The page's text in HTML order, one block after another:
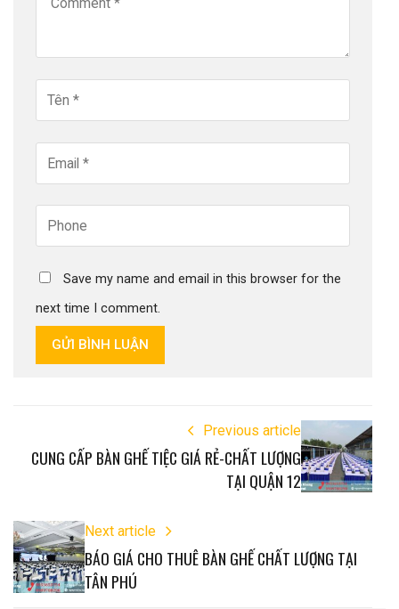
Save my name and email in this browser for the
next time I comment.
GỬI BÌNH LUẬN
Previous article
CUNG CẤP BÀN GHẾ TIỆC GIÁ RẺ-CHẤT LƯỢNG
TẠI QUẬN 12
Next article
BÁO GIÁ CHO THUÊ BÀN GHẾ CHẤT LƯỢNG TẠI
TÂN PHÚ